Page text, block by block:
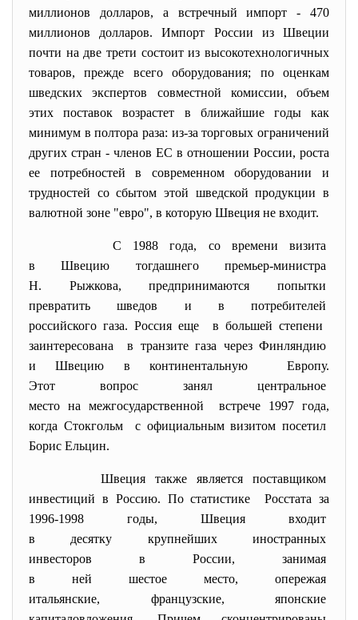
миллионов долларов, а встречный импорт - 470
миллионов долларов. Импорт России из Швеции
почти на две трети состоит из высокотехнологичных
товаров, прежде всего оборудования; по оценкам
шведских экспертов совместной комиссии, объем
этих поставок возрастет в ближайшие годы как
минимум в полтора раза: из-за торговых ограничений
других стран - членов ЕС в отношении России, роста
ее потребностей в современном оборудовании и
трудностей со сбытом этой шведской продукции в
валютной зоне "евро", в которую Швеция не входит.
С 1988 года, со времени визита
в Швецию тогдашнего премьер-министра
Н. Рыжкова, предпринимаются попытки
превратить шведов и в потребителей
российского газа. Россия еще в большей степени
заинтересована в транзите газа через Финляндию
и Швецию в континентальную Европу.
Этот вопрос занял центральное
место на межгосударственной встрече 1997 года,
когда Стокгольм с официальным визитом посетил
Борис Ельцин.
Швеция также является поставщиком
инвестиций в Россию. По статистике Росстата за
1996-1998 годы, Швеция входит
в десятку крупнейших иностранных
инвесторов в России, занимая
в ней шестое место, опережая
итальянские, французские, японские